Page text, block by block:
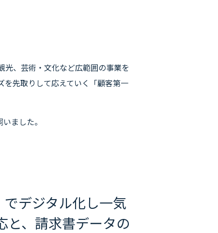
光、芸術・文化など広範囲の事業を
を先取りして応えていく「顧客第一
ました。
デジタル化し一気
と、請求書データの